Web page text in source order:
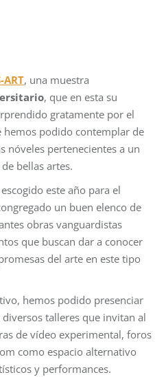
ART, una muestra
, que en esta su
gratamente por el
hemos podido contemplar de
nóveles pertenecientes a un
bellas artes.
este año para el
un buen elenco de
obras vanguardistas
que buscan dar a conocer
del arte en este tipo
hemos podido presenciar
talleres que invitan al
de vídeo experimental, foros
como espacio alternativo
y performances.